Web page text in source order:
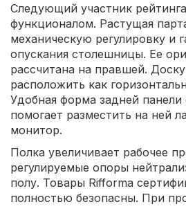
Следующий участник
функционалом. Растущая
механическую регулировку и
опускания столешницы. Ее
рассчитана на правшей.
расположить как
Удобная форма задней
помогает разместить на ней
монитор.
Полка увеличивает рабочее
регулируемые опоры
полу. Товары Rifforma
полностью безопасны. При